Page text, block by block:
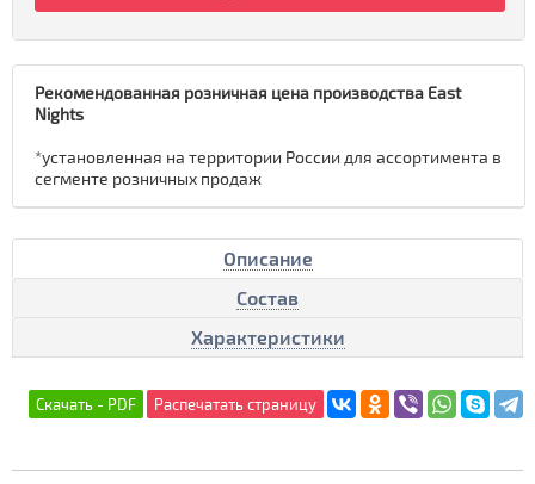
Рекомендованная розничная цена производства East
Nights
*установленная на территории России для ассортимента в
сегменте розничных продаж
Описание
Состав
Характеристики